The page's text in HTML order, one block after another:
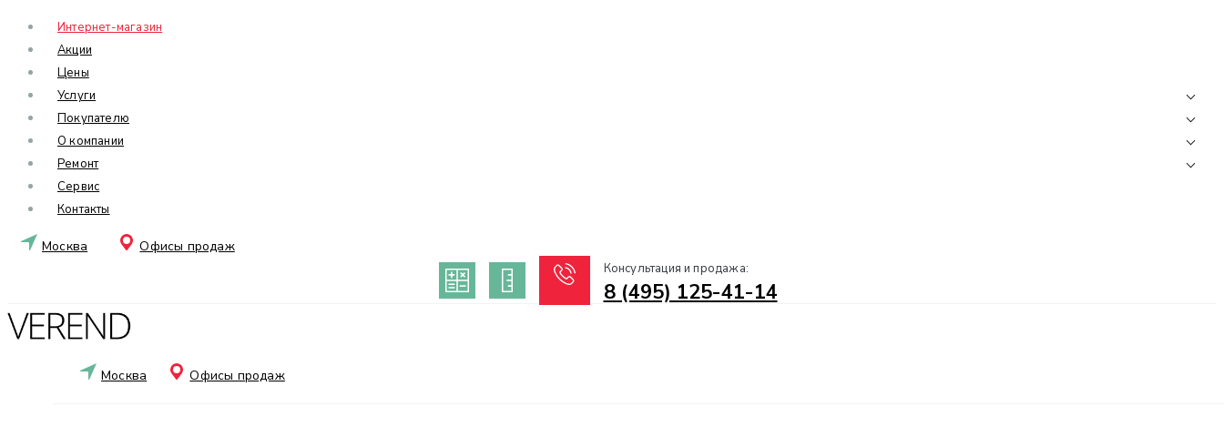
Интернет-магазин
Акции
Цены
Услуги
Покупателю
О компании
Ремонт
Сервис
Контакты
Москва Офисы продаж
Консультация и продажа:
8 (495) 125-41-14
Москва Офисы продаж